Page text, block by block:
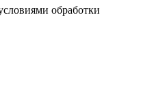
обработки